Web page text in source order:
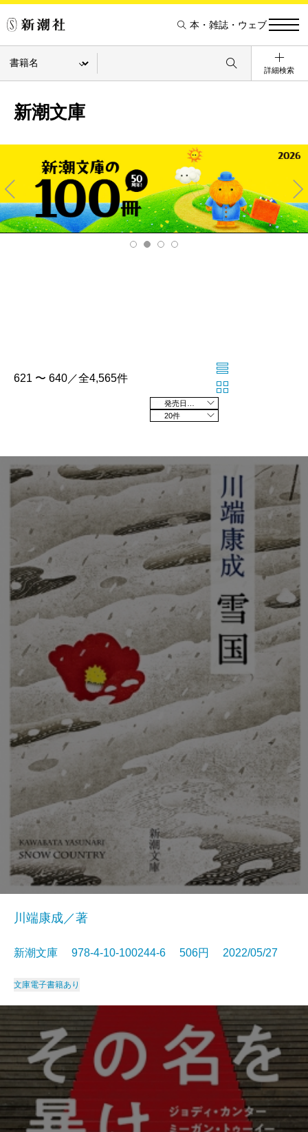
本・雑誌・ウェブ
詳細検索
新潮文庫
Pre
v
Ne
xt
621 〜 640／全4,565件
20件
川端康成／著
新潮文庫 978-4-10-100244-6 506円 2022/05/27
文庫電子書籍あり